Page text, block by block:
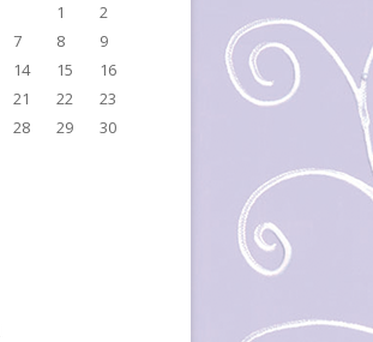
1
2
7 8
9
14 15
16
21 22
23
28 29
30